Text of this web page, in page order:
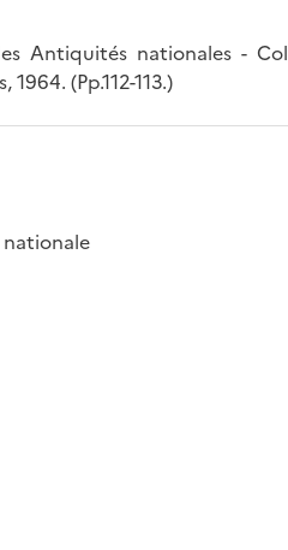
Antiquités nationales -
(Pp.112-113.)
nationale